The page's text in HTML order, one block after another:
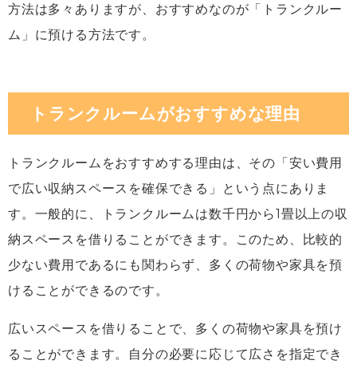
方法は多々ありますが、おすすめなのが「トランクルー
ム」に預ける方法です。
トランクルームがおすすめな理由
トランクルームをおすすめする理由は、その「安い費用
で広い収納スペースを確保できる」という点にありま
す。一般的に、トランクルームは数千円から1畳以上の収
納スペースを借りることができます。このため、比較的
少ない費用であるにも関わらず、多くの荷物や家具を預
けることができるのです。
広いスペースを借りることで、多くの荷物や家具を預け
ることができます。自分の必要に応じて広さを指定でき